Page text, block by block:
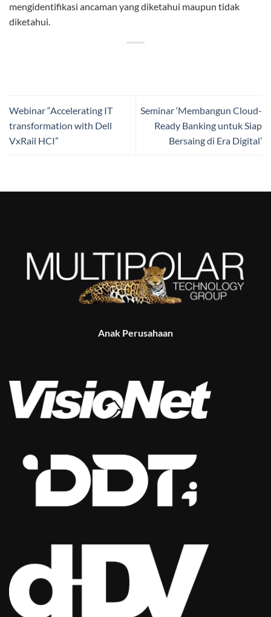
mengidentifikasi ancaman yang diketahui maupun tidak
diketahui.
Webinar “Accelerating IT
transformation with Dell
VxRail HCI”
Seminar ‘Membangun Cloud-
Ready Banking untuk Siap
Bersaing di Era Digital’
Anak Perusahaan